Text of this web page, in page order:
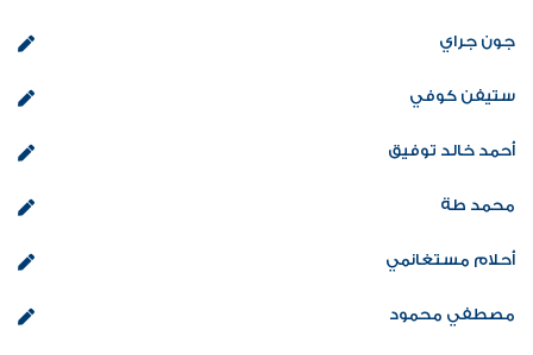
جون جراي
ستيفن كوفي
أحمد خالد توفيق
محمد طة
أحلام مستغانمي
مصطفي محمود